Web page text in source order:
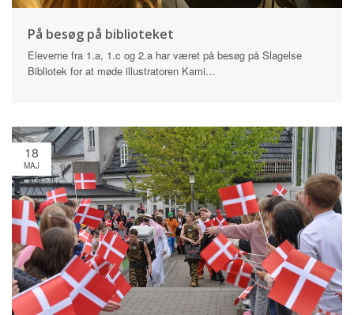
På besøg på biblioteket
Eleverne fra 1.a, 1.c og 2.a har været på besøg på Slagelse
Bibliotek for at møde illustratoren Kami…
18
MAJ